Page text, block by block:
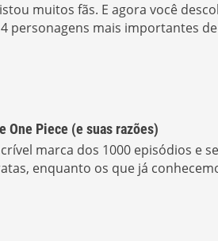
muitos fãs. E agora você
personagens mais importantes de
One Piece (e suas razões)
marca dos 1000 episódios e
enquanto os que já